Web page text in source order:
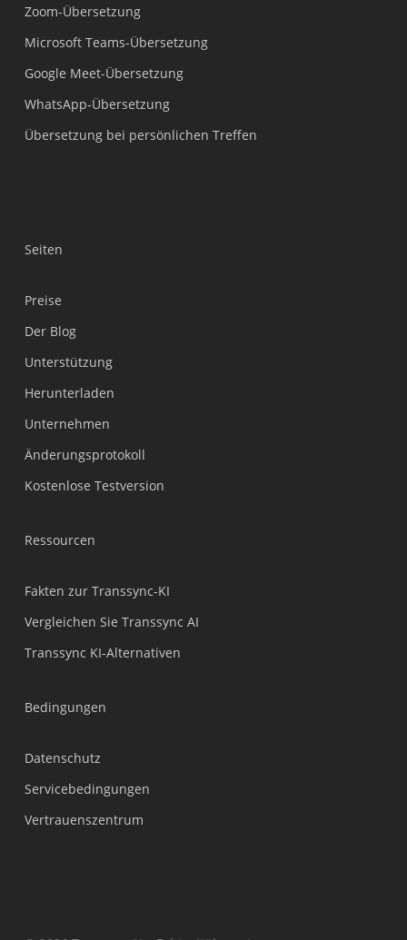
Zoom-Übersetzung
Microsoft Teams-Übersetzung
Google Meet-Übersetzung
WhatsApp-Übersetzung
Übersetzung bei persönlichen Treffen
Seiten
Preise
Der Blog
Unterstützung
Herunterladen
Unternehmen
Änderungsprotokoll
Kostenlose Testversion
Ressourcen
Fakten zur Transsync-KI
Vergleichen Sie Transsync AI
Transsync KI-Alternativen
Bedingungen
Datenschutz
Servicebedingungen
Vertrauenszentrum